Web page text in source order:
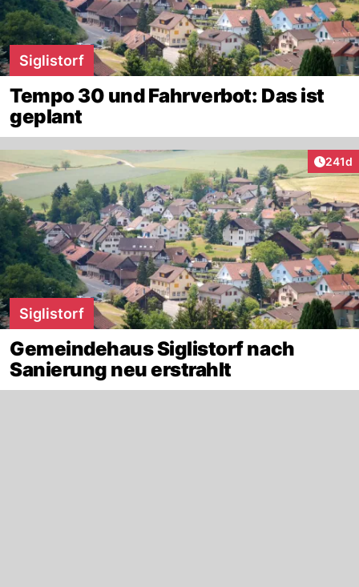
Siglistorf
Tempo 30 und Fahrverbot: Das ist
geplant
241d
Siglistorf
Gemeindehaus Siglistorf nach
Sanierung neu erstrahlt